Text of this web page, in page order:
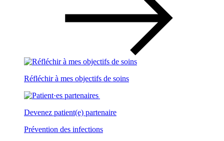
Réfléchir à mes objectifs de soins
Devenez patient(e) partenaire
Prévention des infections